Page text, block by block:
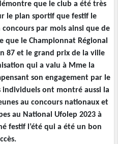
que le club a été très
le plan sportif que festif le
par mois ainsi que de
que le Championnat Régional
87 et le grand prix de la ville
qui a valu à Mme la
son engagement par le
ont montré aussi la
au concours nationaux et
au National Ufolep 2023 à
festif l’été qui a été un bon